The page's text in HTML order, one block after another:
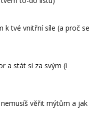
k tvé vnitřní síle (a proč se
a stát si za svým (i
věřit mýtům a jak